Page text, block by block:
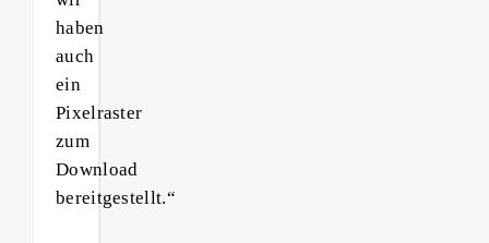
haben
auch
ein
Pixelraster
zum
Download
bereitgestellt.“